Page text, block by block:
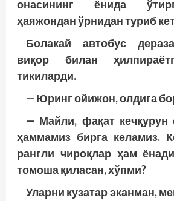
онасининг ёнида
ҳаяжондан ўрнидан туриб
Болакай автобус
виқор билан
тикиларди.
— Юринг ойижон, олдига
— Майли, фақат кечқурун
ҳаммамиз бирга келамиз.
рангли чироқлар ҳам
томоша қиласан, хўпми?
Уларни кузатар эканман,